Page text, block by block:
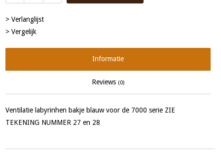
> Verlanglijst
> Vergelijk
Informatie
Reviews (0)
Ventilatie labyrinhen bakje blauw voor de 7000 serie ZIE
TEKENING NUMMER 27 en 28